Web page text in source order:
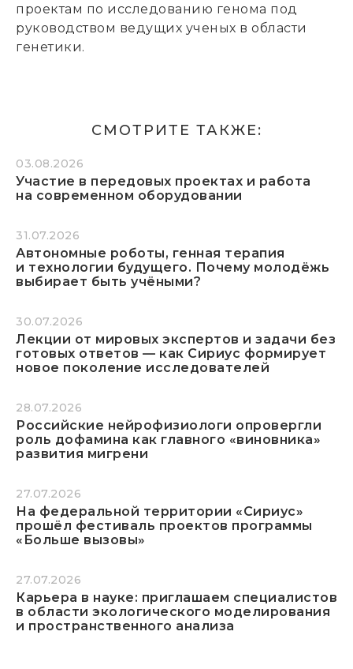
проектам по исследованию генома под
руководством ведущих ученых в области
генетики.
СМОТРИТЕ ТАКЖЕ:
03.08.2026
Участие в передовых проектах и работа
на современном оборудовании
31.07.2026
Автономные роботы, генная терапия
и технологии будущего. Почему молодёжь
выбирает быть учёными?
30.07.2026
Лекции от мировых экспертов и задачи без
готовых ответов — как Сириус формирует
новое поколение исследователей
28.07.2026
Российские нейрофизиологи опровергли
роль дофамина как главного «виновника»
развития мигрени
27.07.2026
На федеральной территории «Сириус»
прошёл фестиваль проектов программы
«Больше вызовы»
27.07.2026
Карьера в науке: приглашаем специалистов
в области экологического моделирования
и пространственного анализа